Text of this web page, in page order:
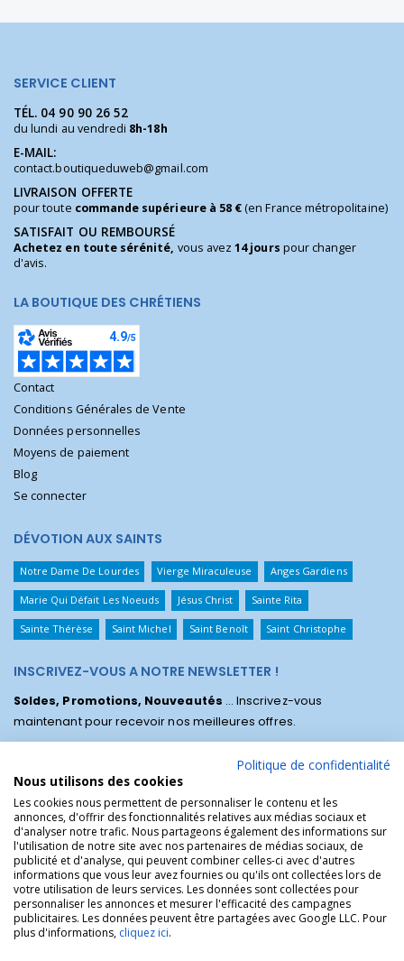
SERVICE CLIENT
TÉL. 04 90 90 26 52
du lundi au vendredi 8h-18h
E-MAIL:
contact.boutiqueduweb@gmail.com
LIVRAISON OFFERTE
pour toute commande supérieure à 58 €(en France métropolitaine)
SATISFAIT OU REMBOURSÉ
Achetez en toute sérénité, vous avez14 jours pour changer
d'avis.
LA BOUTIQUE DES CHRÉTIENS
Contact
Conditions Générales de Vente
Données personnelles
Moyens de paiement
Blog
Se connecter
DÉVOTION AUX SAINTS
Notre Dame De Lourdes Vierge Miraculeuse Anges Gardiens
Marie Qui Défait Les Noeuds Jésus Christ Sainte Rita
Sainte Thérèse Saint Michel Saint Benoît Saint Christophe
INSCRIVEZ-VOUS A NOTRE NEWSLETTER !
Soldes, Promotions, Nouveautés ... Inscrivez-vous
maintenant pour recevoir nos meilleures offres.
La Boutique des Chrétiens © | La boutique religieuse chrétienne de
référence !.
Politique de confidentialité
Nous utilisons des cookies
Les cookies nous permettent de personnaliser le contenu et les
annonces, d'offrir des fonctionnalités relatives aux médias sociaux et
d'analyser notre trafic. Nous partageons également des informations sur
l'utilisation de notre site avec nos partenaires de médias sociaux, de
publicité et d'analyse, qui peuvent combiner celles-ci avec d'autres
informations que vous leur avez fournies ou qu'ils ont collectées lors de
votre utilisation de leurs services. Les données sont collectées pour
personnaliser les annonces et mesurer l'efficacité des campagnes
publicitaires. Les données peuvent être partagées avec Google LLC. Pour
plus d'informations, cliquez ici.